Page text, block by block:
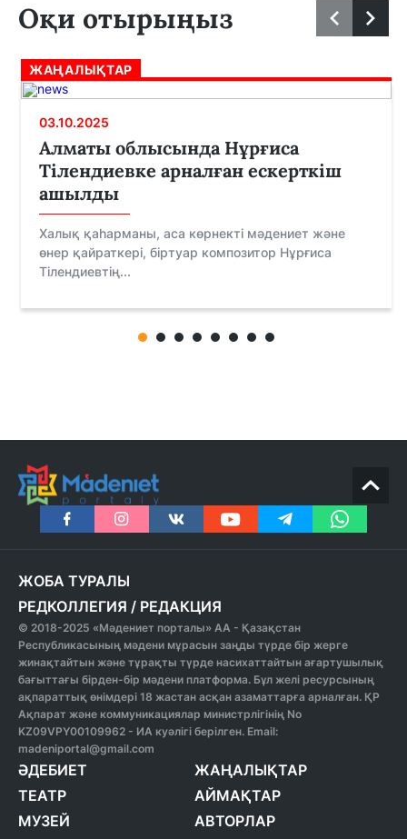
Оқи отырыңыз
ЖАҢАЛЫҚТАР
03.10.2025
Алматы облысында Нұрғиса
Тілендиевке арналған ескерткіш
ашылды
Халық қаһарманы, аса көрнекті мәдениет және
өнер қайраткері, біртуар композитор Нұрғиса
Тілендиевтің...
ЖОБА ТУРАЛЫ
РЕДКОЛЛЕГИЯ / РЕДАКЦИЯ
© 2018-2025 «Мәдениет порталы» АА - Қазақстан
Республикасының мәдени мұрасын заңды түрде бір жерге
жинақтайтын және тұрақты түрде насихаттайтын ағартушылық
бағыттағы бірден-бір мәдени платформа. Бұл желі ресурсының
ақпараттық өнімдері 18 жастан асқан азаматтарға арналған. ҚР
Ақпарат және коммуникациялар министрлігінің No
KZ09VPY00109962 - ИА куәлігі берілген. Email:
madeniportal@gmail.com
ӘДЕБИЕТ
ТЕАТР
МУЗЕЙ
ЖАҢАЛЫҚТАР
АЙМАҚТАР
АВТОРЛАР